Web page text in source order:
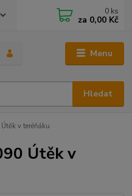
Menu
Hledat
0 ks
za 0,00 Kč
v teréňáku
Útěk v